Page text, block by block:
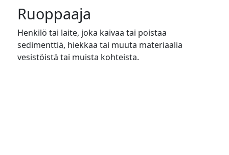
Ruoppaaja
Henkilö tai laite, joka kaivaa tai poistaa
sedimenttiä, hiekkaa tai muuta materiaalia
vesistöistä tai muista kohteista.